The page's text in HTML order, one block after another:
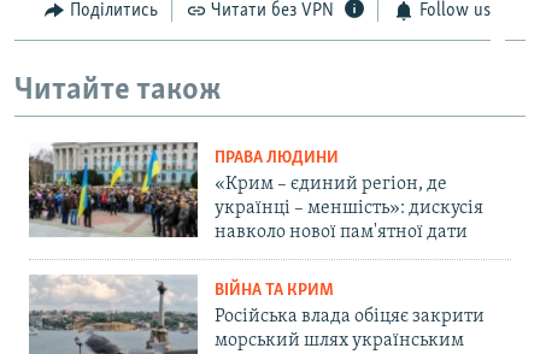
Поділитись Читати без VPN Follow us
Читайте також
ПРАВА ЛЮДИНИ
«Крим – єдиний регіон, де
українці – меншість»: дискусія
навколо нової пам'ятної дати
ВІЙНА ТА КРИМ
Російська влада обіцяє закрити
морський шлях українським